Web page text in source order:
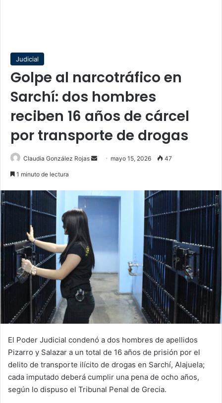
Judicial
Golpe al narcotráfico en
Sarchí: dos hombres
reciben 16 años de cárcel
por transporte de drogas
Claudia González Rojas
Send mayo 15, 2026 47
1 minuto de lectura
El Poder Judicial condenó a dos hombres de apellidos
Pizarro y Salazar a un total de 16 años de prisión por el
delito de transporte ilícito de drogas en Sarchí, Alajuela;
cada imputado deberá cumplir una pena de ocho años,
según lo dispuso el Tribunal Penal de Grecia.